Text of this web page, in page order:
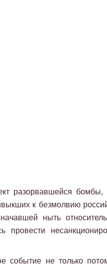
разорвавшейся бомбы,
к безмолвию
ныть
провести
событие не только